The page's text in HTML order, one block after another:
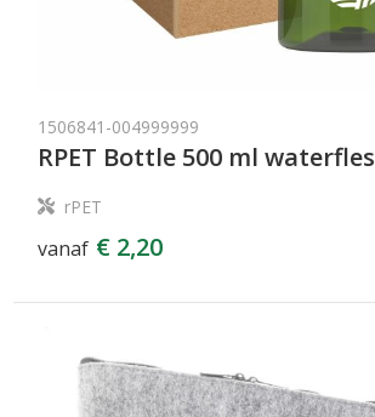
1506841-004999999
RPET Bottle 500 ml waterfles
rPET
vanaf € 2,20